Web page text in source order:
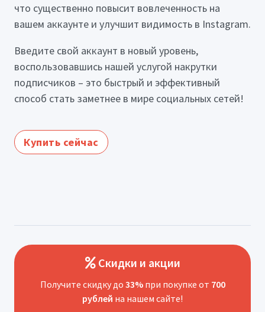
что существенно повысит вовлеченность на
вашем аккаунте и улучшит видимость в Instagram.
Введите свой аккаунт в новый уровень,
воспользовавшись нашей услугой накрутки
подписчиков – это быстрый и эффективный
способ стать заметнее в мире социальных сетей!
Купить сейчас
Скидки и акции
Получите скидку до 33%при покупке от 700
рублей на нашем сайте!